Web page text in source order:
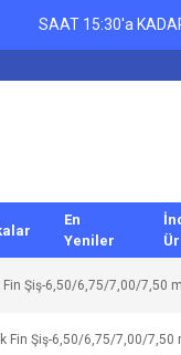
SAAT 15:30'a
En
Yeniler
Şiş-6,50/6,75/7,00/7,50